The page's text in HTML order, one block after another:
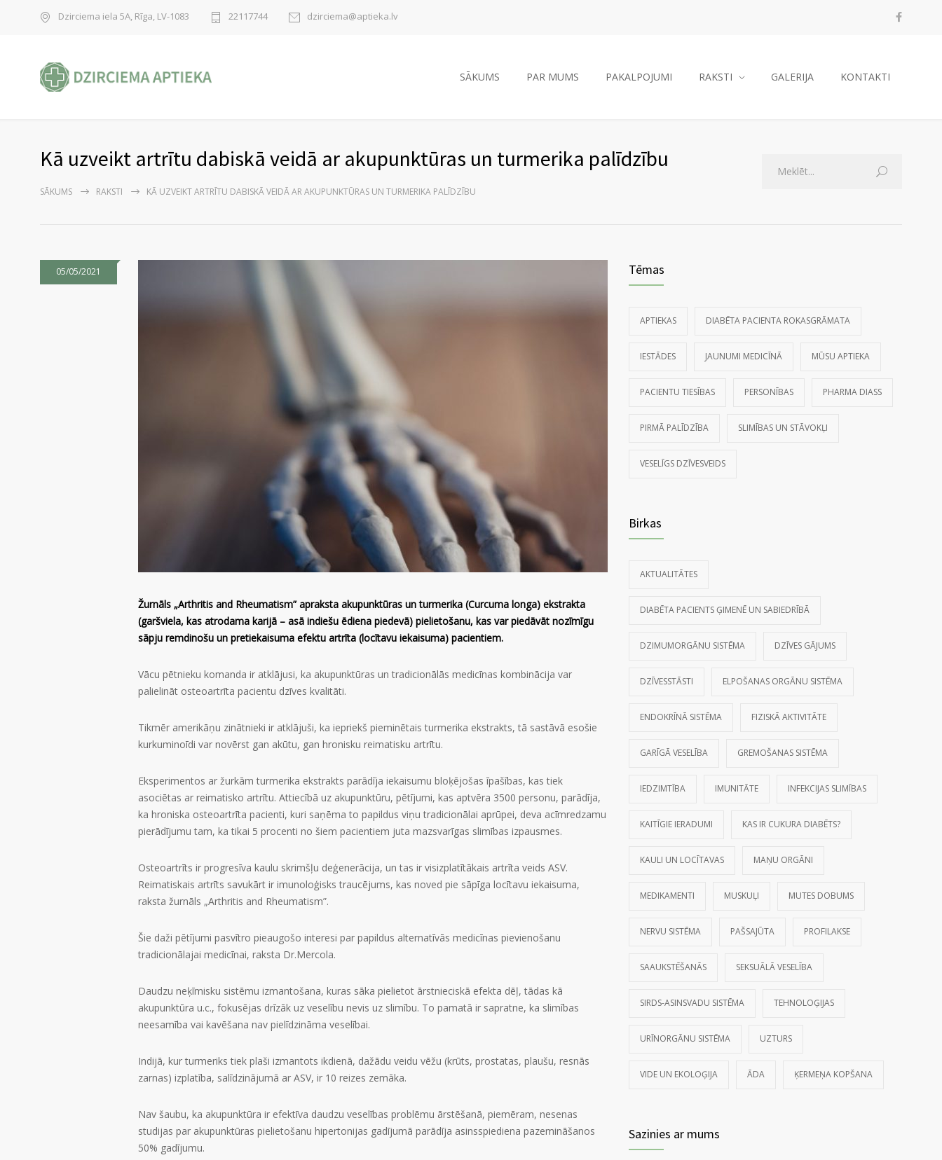
Dzirciema iela 5A, Rīga, LV-1083 22117744 dzirciema@aptieka.lv
SĀKUMS PAR MUMS PAKALPOJUMI RAKSTI GALERIJA KONTAKTI
Kā uzveikt artrītu dabiskā veidā ar akupunktūras un turmerika palīdzību
SĀKUMS RAKSTI KĀ UZVEIKT ARTRĪTU DABISKĀ VEIDĀ AR AKUPUNKTŪRAS UN TURMERIKA PALĪDZĪBU
05/05/2021
Žurnāls „Arthritis and Rheumatism” apraksta akupunktūras un turmerika (Curcuma longa) ekstrakta
(garšviela, kas atrodama karijā – asā indiešu ēdiena piedevā) pielietošanu, kas var piedāvāt nozīmīgu
sāpju remdinošu un pretiekaisuma efektu artrīta (locītavu iekaisuma) pacientiem.
Vācu pētnieku komanda ir atklājusi, ka akupunktūras un tradicionālās medicīnas kombinācija var
palielināt osteoartrīta pacientu dzīves kvalitāti.
Tikmēr amerikāņu zinātnieki ir atklājuši, ka iepriekš pieminētais turmerika ekstrakts, tā sastāvā esošie
kurkuminoīdi var novērst gan akūtu, gan hronisku reimatisku artrītu.
Eksperimentos ar žurkām turmerika ekstrakts parādīja iekaisumu bloķējošas īpašības, kas tiek
asociētas ar reimatisko artrītu. Attiecībā uz akupunktūru, pētījumi, kas aptvēra 3500 personu, parādīja,
ka hroniska osteoartrīta pacienti, kuri saņēma to papildus viņu tradicionālai aprūpei, deva acīmredzamu
pierādījumu tam, ka tikai 5 procenti no šiem pacientiem juta mazsvarīgas slimības izpausmes.
Osteoartrīts ir progresīva kaulu skrimšļu deģenerācija, un tas ir visizplatītākais artrīta veids ASV.
Reimatiskais artrīts savukārt ir imunoloģisks traucējums, kas noved pie sāpīga locītavu iekaisuma,
raksta žurnāls „Arthritis and Rheumatism”.
Šie daži pētījumi pasvītro pieaugošo interesi par papildus alternatīvās medicīnas pievienošanu
tradicionālajai medicīnai, raksta Dr.Mercola.
Daudzu neķīmisku sistēmu izmantošana, kuras sāka pielietot ārstnieciskā efekta dēļ, tādas kā
akupunktūra u.c., fokusējas drīzāk uz veselību nevis uz slimību. To pamatā ir sapratne, ka slimības
neesamība vai kavēšana nav pielīdzināma veselībai.
Indijā, kur turmeriks tiek plaši izmantots ikdienā, dažādu veidu vēžu (krūts, prostatas, plaušu, resnās
zarnas) izplatība, salīdzinājumā ar ASV, ir 10 reizes zemāka.
Nav šaubu, ka akupunktūra ir efektīva daudzu veselības problēmu ārstēšanā, piemēram, nesenas
studijas par akupunktūras pielietošanu hipertonijas gadījumā parādīja asinsspiediena pazemināšanos
50% gadījumu.
Tēmas
APTIEKAS DIABĒTA PACIENTA ROKASGRĀMATA
IESTĀDES JAUNUMI MEDICĪNĀ MŪSU APTIEKA
PACIENTU TIESĪBAS PERSONĪBAS PHARMA DIASS
PIRMĀ PALĪDZĪBA SLIMĪBAS UN STĀVOKĻI
VESELĪGS DZĪVESVEIDS
Birkas
AKTUALITĀTES
DIABĒTA PACIENTS ĢIMENĒ UN SABIEDRĪBĀ
DZIMUMORGĀNU SISTĒMA DZĪVES GĀJUMS
DZĪVESSTĀSTI ELPOŠANAS ORGĀNU SISTĒMA
ENDOKRĪNĀ SISTĒMA FIZISKĀ AKTIVITĀTE
GARĪGĀ VESELĪBA GREMOŠANAS SISTĒMA
IEDZIMTĪBA IMUNITĀTE INFEKCIJAS SLIMĪBAS
KAITĪGIE IERADUMI KAS IR CUKURA DIABĒTS?
KAULI UN LOCĪTAVAS MAŅU ORGĀNI
MEDIKAMENTI MUSKUĻI MUTES DOBUMS
NERVU SISTĒMA PAŠSAJŪTA PROFILAKSE
SAAUKSTĒŠANĀS SEKSUĀLĀ VESELĪBA
SIRDS-ASINSVADU SISTĒMA TEHNOLOĢIJAS
URĪNORGĀNU SISTĒMA UZTURS
VIDE UN EKOLOĢIJA ĀDA ĶERMEŅA KOPŠANA
Sazinies ar mums